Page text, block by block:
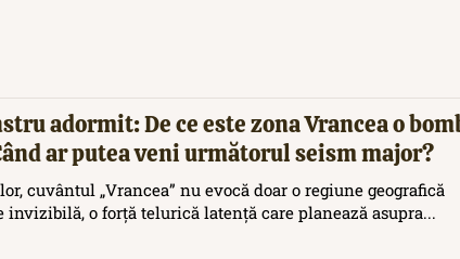
adormit: De ce este zona Vrancea o
ar putea veni următorul seism major?
cuvântul „Vrancea” nu evocă doar o regiune geografică
invizibilă, o forță telurică latență care planează asupra...